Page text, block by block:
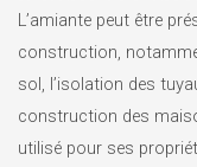
L’amiante peut être
construction,
sol, l’isolation des
construction des
utilisé pour ses